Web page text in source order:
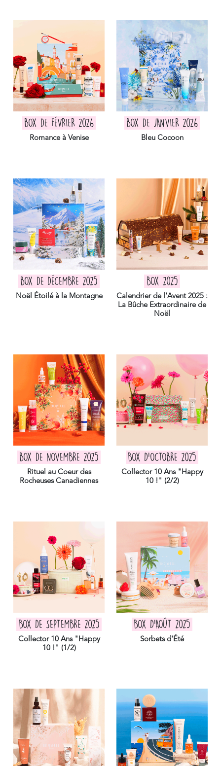
BOX DE FÉVRIER 2026
Romance à Venise
BOX DE JANVIER 2026
Bleu Cocoon
BOX DE DÉCEMBRE 2025
Noël Étoilé à la Montagne
BOX 2025
Calendrier de l'Avent 2025 :
La Bûche Extraordinaire de
Noël
BOX DE NOVEMBRE 2025
Rituel au Coeur des
Rocheuses Canadiennes
BOX D'OCTOBRE 2025
Collector 10 Ans "Happy
10 !" (2/2)
BOX DE SEPTEMBRE 2025
Collector 10 Ans "Happy
10 !" (1/2)
BOX D'AOÛT 2025
Sorbets d'Été